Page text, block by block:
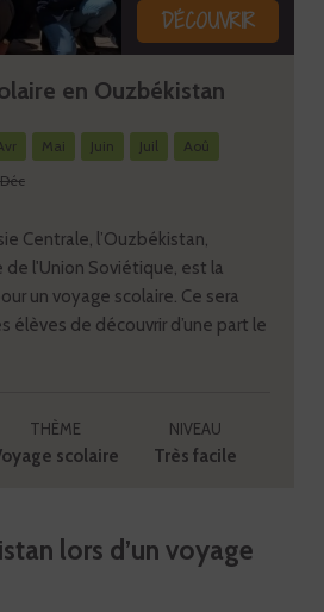
DÉCOUVRIR
en Ouzbékistan
Mai Juin Juil
Aoû
Déc
Centrale, l’Ouzbékistan,
de l'Union Soviétique, est la
un voyage scolaire. Ce sera
élèves de découvrir d’une part le
THÈME
scolaire
NIVEAU
Très facile
lors d’un voyage